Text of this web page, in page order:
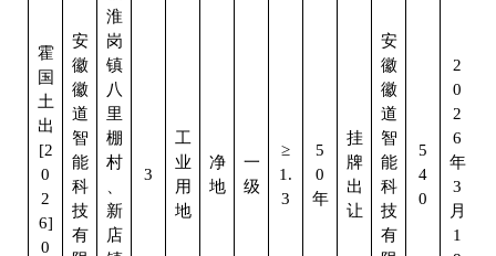
霍
国
土
出
[2
0
2
6]
0
安
徽
徽
道
智
能
科
技
有
淮
岗
镇
八
里
棚
村
新
店
3
工
业
用
地
净
地
一
级
≥
1.
3
5
0
年
挂
牌
出
让
安
徽
徽
道
智
能
科
技
有
5
4
0
2
0
2
6
年
3
月
1